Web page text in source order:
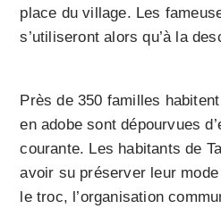
place du village. Les
s’utiliseront alors qu’à la
Près de 350 familles
en adobe sont dépourvues
courante. Les habitants de
avoir su préserver leur
le troc, l’organisation